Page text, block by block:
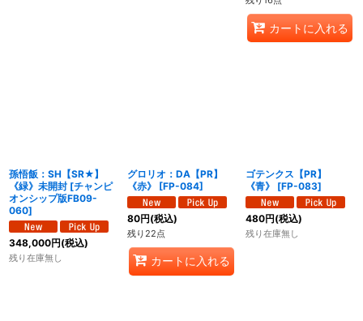
カートに入れる
孫悟飯：SH【SR★】
《緑》未開封 [チャンピ
オンシップ版FB09-
060]
348,000円(税込)
残り在庫無し
グロリオ：DA【PR】
《赤》
[FP-084]
80円(税込)
残り22点
カートに入れる
ゴテンクス【PR】
《青》
[FP-083]
480円(税込)
残り在庫無し